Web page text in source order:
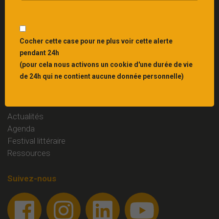
Interbibly, centre de ressources du livre et du
Liens
Mentions légales
Contact
Actualités
Agenda
Festival littéraire
Ressources
Suivez-nous
Cocher cette case pour ne plus voir cette alerte
pendant 24h
(pour cela nous activons un cookie d'une durée de vie
de 24h qui ne contient aucune donnée personnelle)